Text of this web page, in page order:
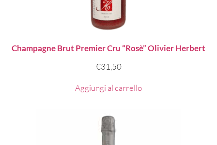
Champagne Brut Premier Cru “Rosè” Olivier Herbert
€31,50
Aggiungi al carrello